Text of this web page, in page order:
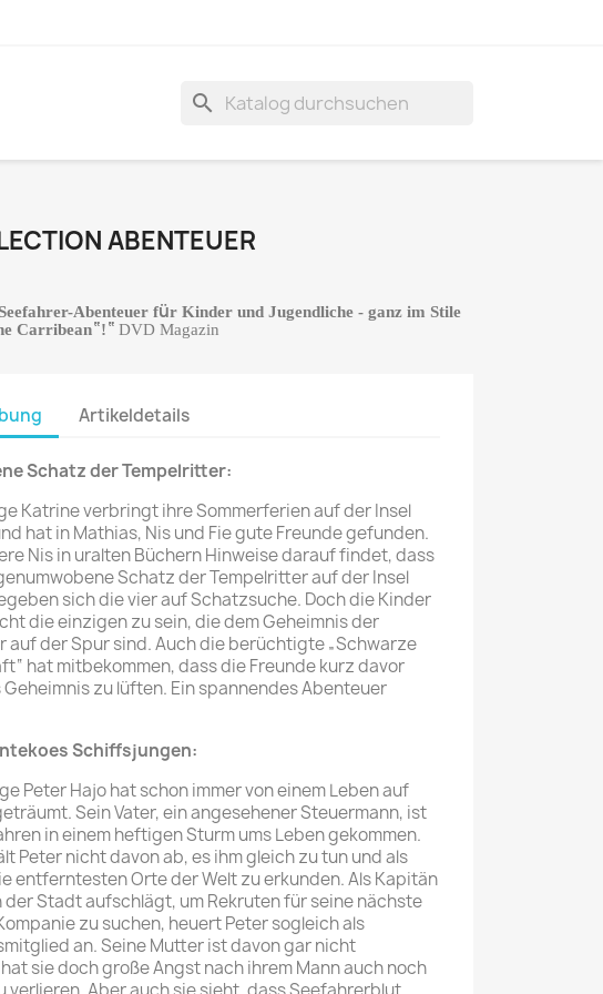
search
ABENTEUER
Abenteuer für Kinder und Jugendliche - ganz im Stile
Carribean“!“ DVD Magazin
Artikeldetails
Schatz der Tempelritter:
Katrine verbringt ihre Sommerferien auf der Insel
hat in Mathias, Nis und Fie gute Freunde gefunden.
Nis in uralten Büchern Hinweise darauf findet, dass
Schatz der Tempelritter auf der Insel
sich die vier auf Schatzsuche. Doch die Kinder
die einzigen zu sein, die dem Geheimnis der
auf der Spur sind. Auch die berüchtigte „Schwarze
hat mitbekommen, dass die Freunde kurz davor
zu lüften. Ein spannendes Abenteuer
Schiffsjungen:
Peter Hajo hat schon immer von einem Leben auf
Sein Vater, ein angesehener Steuermann, ist
in einem heftigen Sturm ums Leben gekommen.
Peter nicht davon ab, es ihm gleich zu tun und als
entferntesten Orte der Welt zu erkunden. Als Kapitän
der Stadt aufschlägt, um Rekruten für seine nächste
zu suchen, heuert Peter sogleich als
an. Seine Mutter ist davon gar nicht
sie doch große Angst nach ihrem Mann auch noch